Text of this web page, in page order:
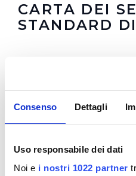
Consenso Dettagli
Uso responsabile dei dati
Noi e i nostri 1022 partner
CARTA DEI
STANDARD
La Carta del Servizio in
è quella approvata con
Direttivo n. 21 del 16
Riepilogo Standard di
(clicca qui)
(clicca qui)